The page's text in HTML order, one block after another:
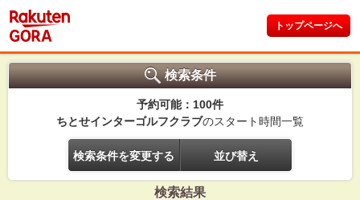
トップページへ
検索条件
予約可能：100件
ちとせインターゴルフクラブのスタート時間一覧
検索条件を変更する 並び替え
検索結果